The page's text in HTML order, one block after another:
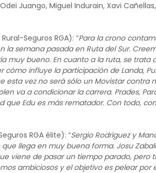
Juango, Miguel Indurain, Xavi
Seguros RGA): “Para la crono
la semana pasada en Ruta del Sur.
muy bueno. En cuanto a la ruta, se trata
influye la participación de Landa,
esta vez no será sólo un Movistar contra
va a condicionar la carrera. Prades,
que Edu es más rematador. Con todo,
RGA élite): “Sergio Rodríguez y
llega en muy buena forma. Josu
viene de pasar un tiempo parado, pero
ambiciosos y el objetivo es pelear por